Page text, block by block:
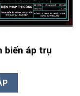
biến áp trụ